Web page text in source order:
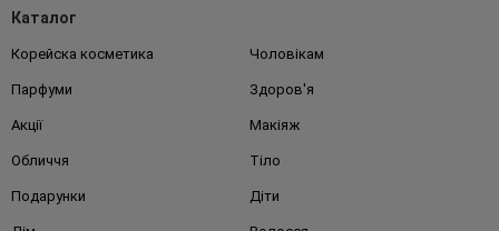
Каталог
Корейска косметика Чоловікам
Парфуми Здоров'я
Акції Макіяж
Обличчя Тіло
Подарунки Діти